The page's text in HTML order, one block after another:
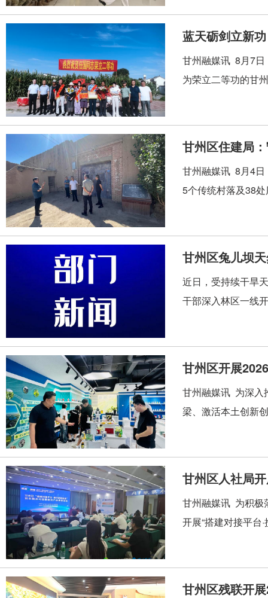
蓝天砺剑立新
甘州融媒讯 8月7日
为荣立二等功的甘
甘州区住建局
甘州融媒讯 8月4日
5个传统村落及38
甘州区兔儿坝
近日，受持续干旱
干部深入林区一线
甘州区开展
甘州融媒讯 为深入
梁、激活本土创新
甘州区人社局
甘州融媒讯 为积极
开展“搭建对接平台
甘州区残联开